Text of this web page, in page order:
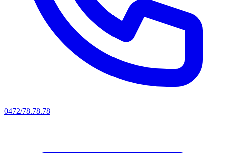
0472/78.78.78